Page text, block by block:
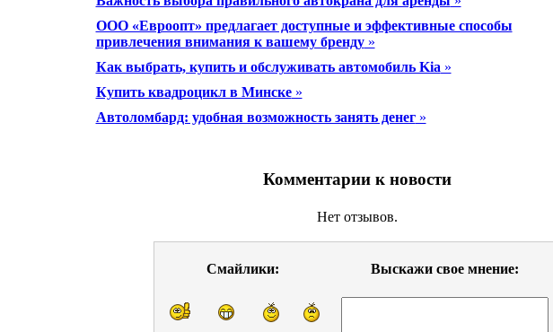
ООО «Евроопт» предлагает доступные и эффективные способы
привлечения внимания к вашему бренду»
Как выбрать, купить и обслуживать автомобиль Kia »
Купить квадроцикл в Минске»
Автоломбард: удобная возможность занять денег»
Комментарии к новости
Нет отзывов.
Смайлики: Выскажи свое мнение: